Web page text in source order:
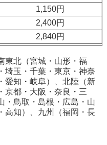
1,150円
2,400円
2,840円
東北（宮城・山形・福
埼玉・千葉・東京・神奈
愛知・岐阜）、北陸（新
京都・大阪・奈良・三
・鳥取・島根・広島・山
高知）、九州（福岡・長